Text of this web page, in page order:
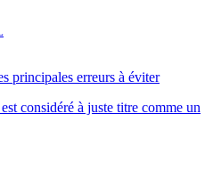
principales erreurs à éviter
considéré à juste titre comme un